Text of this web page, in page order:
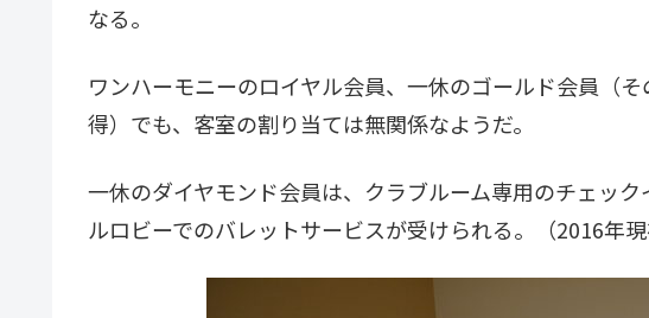
なる。
ワンハーモニーのロイヤル会員、一休のゴールド会員（
得）でも、客室の割り当ては無関係なようだ。
一休のダイヤモンド会員は、クラブルーム専用のチェッ
ルロビーでのバレットサービスが受けられる。（2016年現